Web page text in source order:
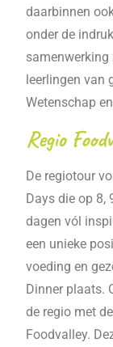
daarbinnen
onder de
leerlingen van
Wetenschap
Regio
De regiotour
Days die op 8,
dagen vól
een unieke
voeding en
Dinner plaats.
de regio met
Foodvalley.